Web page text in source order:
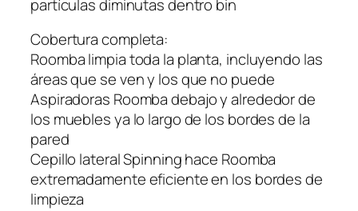
partículas diminutas dentro bin
Cobertura completa:
Roomba limpia toda la planta, incluyendo las
áreas que se ven y los que no puede
Aspiradoras Roomba debajo y alrededor de
los muebles ya lo largo de los bordes de la
pared
Cepillo lateral Spinning hace Roomba
extremadamente eficiente en los bordes de
limpieza